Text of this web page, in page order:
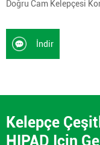
Doğru Cam Kelepçesi
İndir
Kelepçe
HIPAD Için